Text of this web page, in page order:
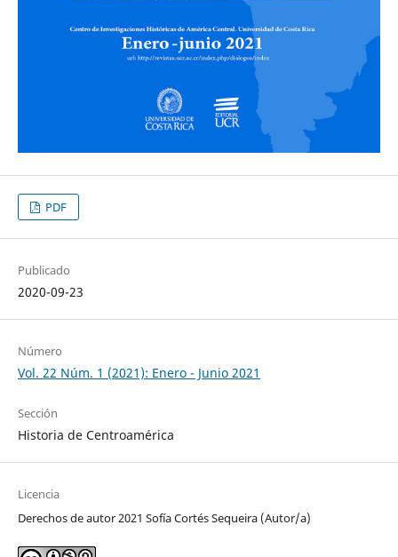
PDF
Publicado
2020-09-23
Número
Vol. 22 Núm. 1 (2021): Enero - Junio 2021
Sección
Historia de Centroamérica
Licencia
Derechos de autor 2021 Sofía Cortés Sequeira (Autor/a)